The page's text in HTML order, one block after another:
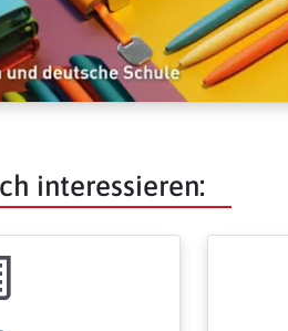
interessieren: